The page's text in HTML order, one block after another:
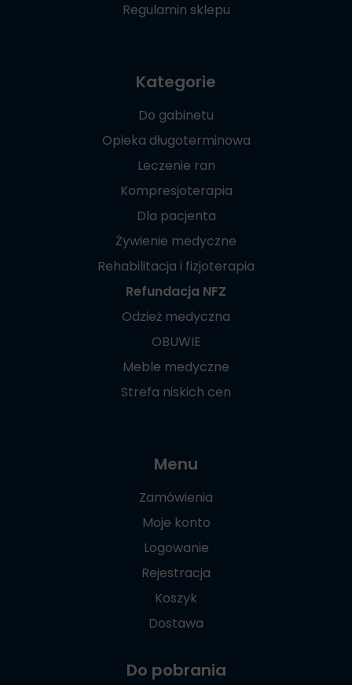
Regulamin sklepu
Kategorie
Do gabinetu
Opieka długoterminowa
Leczenie ran
Kompresjoterapia
Dla pacjenta
Żywienie medyczne
Rehabilitacja i fizjoterapia
Refundacja NFZ
Odzież medyczna
OBUWIE
Meble medyczne
Strefa niskich cen
Menu
Zamówienia
Moje konto
Logowanie
Rejestracja
Koszyk
Dostawa
Do pobrania